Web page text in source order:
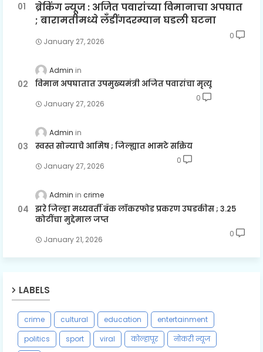
ब्रेकिंग न्यूज : अजित पवारांच्या विमानाचा अपघात
; बारामतीमध्ये लॅंडींगदरम्यान घडली घटना
January 27, 2026
0
Admin
विमान अपघातात उपमुख्यमंत्री अजित पवारांचा मृत्यू
January 27, 2026
0
Admin
स्वस्त सोन्याचे आमिष ; जिल्ह्यात भामटे सक्रिय
January 27, 2026
0
Admin crime
झरे जिल्हा मध्यवर्ती बँक लॉकरफोड प्रकरण उघडकीस ; ३.२५
कोटींचा मुद्देमाल जप्त
January 21, 2026
0
LABELS
crime cultural education
entertainment
politics
sport viral कोल्हापूर
नोकरी न्यूज